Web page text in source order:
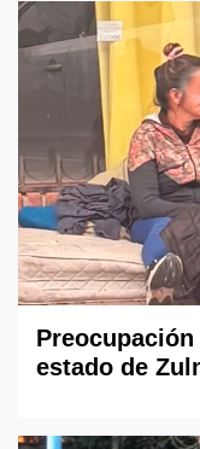
estado de